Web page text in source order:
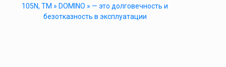
105N, ТМ » DOMINO » — это долговечность и
безотказность в эксплуатации